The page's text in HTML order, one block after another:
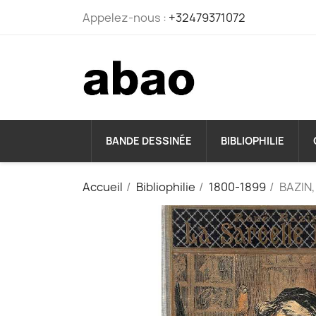
Appelez-nous : +32479371072
BANDE DESSINÉE BIBLIOPHILIE
Accueil Bibliophilie 1800-1899